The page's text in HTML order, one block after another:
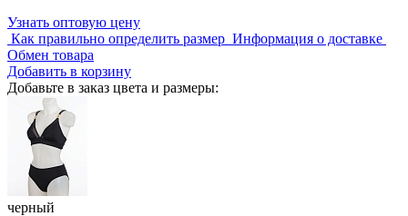
Узнать оптовую цену
Как правильно определить размер Информация о доставке
Обмен товара
Добавить в корзину
Добавьте в заказ цвета и размеры:
черный